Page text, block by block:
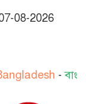
08-2026
-বাংলাদেশের